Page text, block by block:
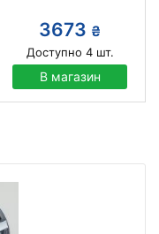
3673 ₴
Доступно 4шт.
В магазин